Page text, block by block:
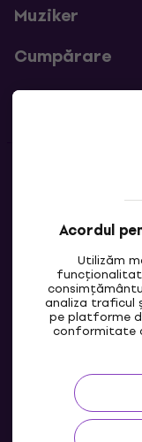
Acordul
Utilizăm
analiza traficul
pe platforme
conformitate
Muziker
Cumpărare
Linkuri utile